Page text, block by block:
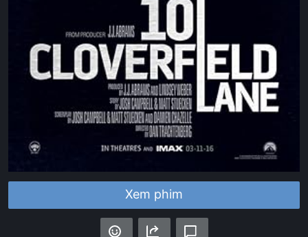
Xem phim